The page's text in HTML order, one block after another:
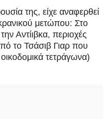
της, είχε αναφερθεί
μετώπου: Στο
Αντίιβκα, περιοχές
το Τσάσιβ Γιαρ που
τετράγωνα)